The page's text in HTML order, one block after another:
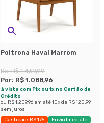
Poltrona Havai Marrom
De:R$ 1.469,99
Por: R$ 1.088,96
à vista com Pix ou 1x no Cartão de
Crédito
ou R$ 1.209,96 em até10x de R$ 120,99
sem juros
Cashback R$ 175
Envio Imediato